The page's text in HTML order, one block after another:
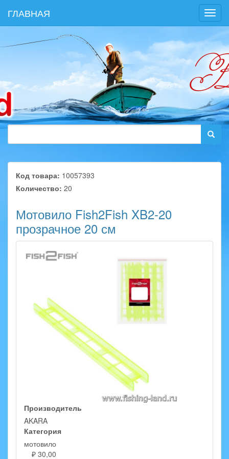
ГЛАВНАЯ
Код товара: 10057393
Количество: 20
Мотовило Fish2Fish XB2-20
прозрачное 20 см
Производитель
AKARA
Категория
мотовило
₽ 30,00